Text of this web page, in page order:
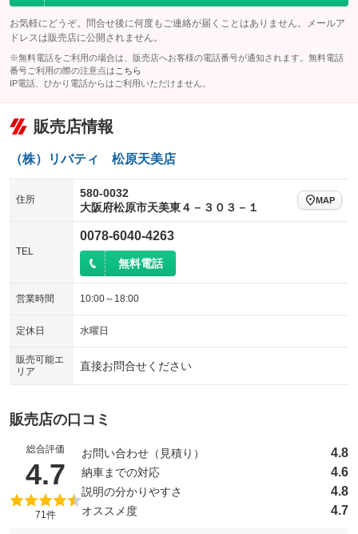
お気軽にどうぞ。問合せ後に何度もご連絡が届くことはありません。メールア
ドレスは販売店に公開されません。
※無料電話をご利用の場合は、販売店へお客様の電話番号が通知されます。無料電話
番号ご利用の際の注意点は こちら
IP電話、ひかり電話からはご利用いただけません。
販売店情報
（株）リバティ 松原天美店
住所
580-0032
大阪府松原市天美東４－３０３－１
MAP
TEL
0078-6040-4263
無料電話
営業時間 10:00～18:00
定休日 水曜日
販売可能エ
リア
直接お問合せください
販売店の口コミ
総合評価
4.7 （5点満点中）
71件
お問い合わせ（見積り） 4.8
納車までの対応 4.6
説明の分かりやすさ 4.8
オススメ度 4.7